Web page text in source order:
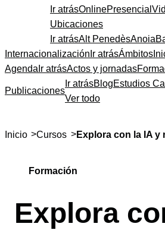
Ir atrásOnlinePresencial
Ubicaciones
Ir atrásAlt PenedèsAnoia
Internacionalización Ir atrásÁmbitos
Agenda Ir atrásActos y jornadas
Publicaciones
Ir atrásBlogEstudios
Ver todo
Inicio >Cursos >Explora con la IA y
Formación
Explora